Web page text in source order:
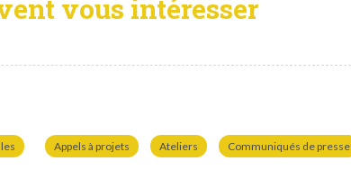
vous intéresser
Appels à projets Ateliers Communiqués de presse